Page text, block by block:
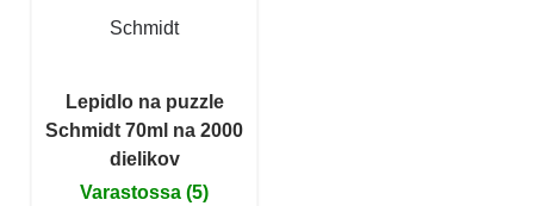
Schmidt
Lepidlo na puzzle
Schmidt 70ml na 2000
dielikov
Varastossa (5)